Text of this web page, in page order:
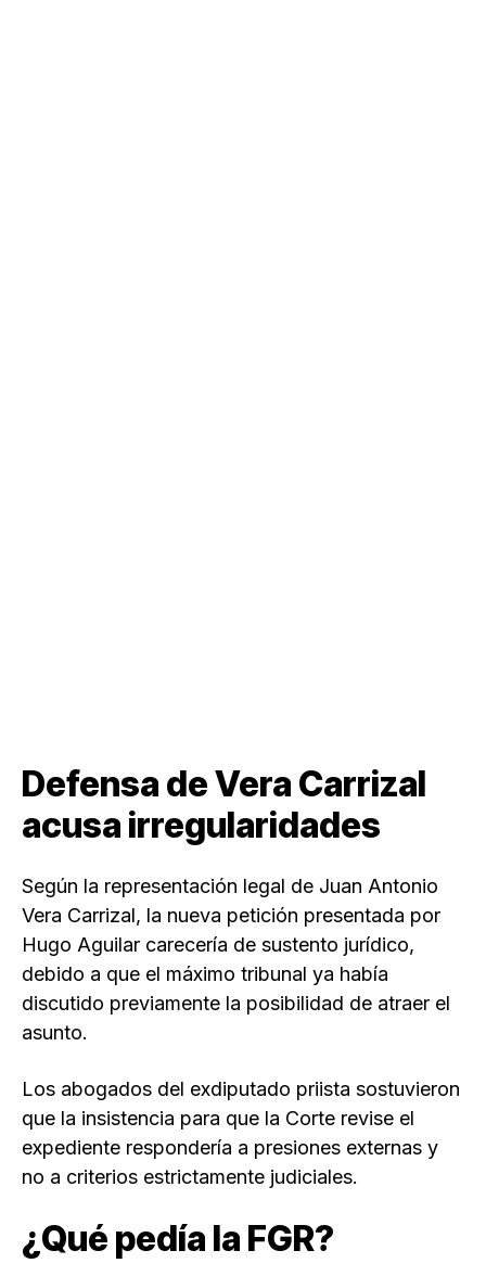
Defensa de Vera Carrizal
acusa irregularidades
Según la representación legal de Juan Antonio
Vera Carrizal, la nueva petición presentada por
Hugo Aguilar carecería de sustento jurídico,
debido a que el máximo tribunal ya había
discutido previamente la posibilidad de atraer el
asunto.
Los abogados del exdiputado priista sostuvieron
que la insistencia para que la Corte revise el
expediente respondería a presiones externas y
no a criterios estrictamente judiciales.
¿Qué pedía la FGR?